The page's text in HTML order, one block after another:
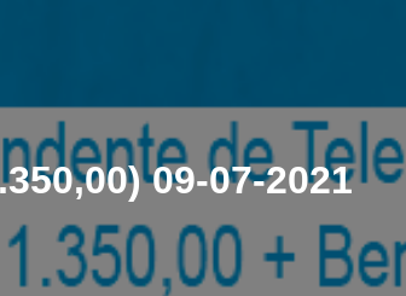
09-07-2021